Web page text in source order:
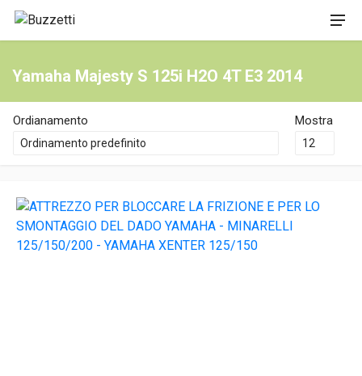
Yamaha Majesty S 125i H2O 4T E3 2014
Ordianamento Mostra